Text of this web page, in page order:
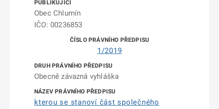
Obec Chlumín
IČO: 00236853
1/2019
Obecně závazná vyhláška
kterou se stanoví část společného